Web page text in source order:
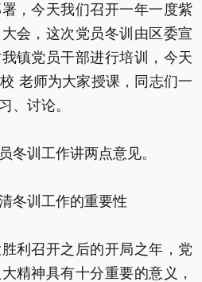
今天我们召开一年一度紫
会，这次党员冬训由区委宣
镇党员干部进行培训，今天
老师为大家授课，同志们一
、讨论。
训工作讲两点意见。
训工作的重要性
召开之后的开局之年，党
精神具有十分重要的意义，